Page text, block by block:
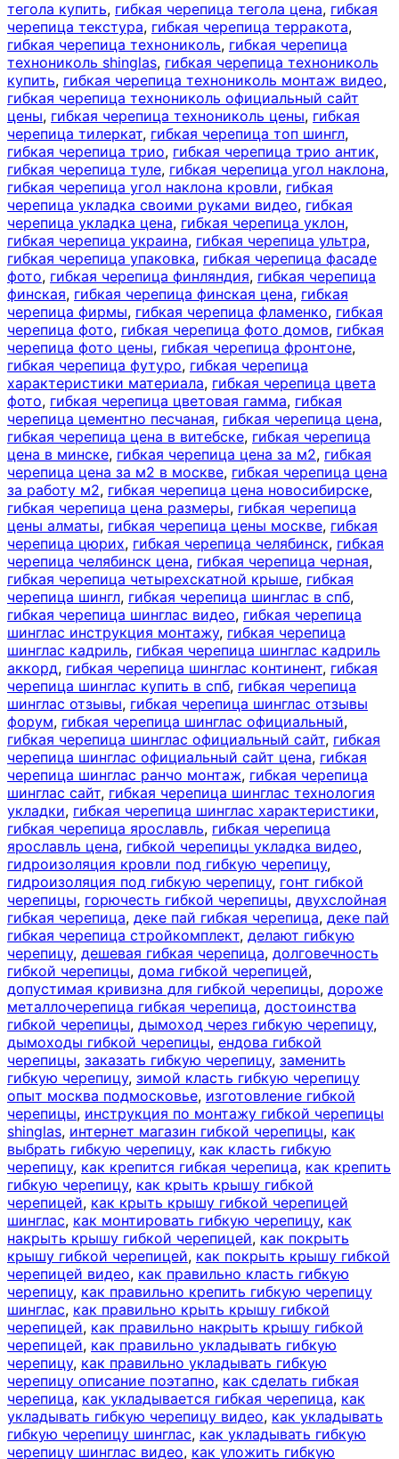
тегола купить, гибкая черепица тегола цена, гибкая
черепица текстура, гибкая черепица терракота,
гибкая черепица технониколь, гибкая черепица
технониколь shinglas, гибкая черепица технониколь
купить, гибкая черепица технониколь монтаж видео,
гибкая черепица технониколь официальный сайт
цены, гибкая черепица технониколь цены, гибкая
черепица тилеркат, гибкая черепица топ шингл,
гибкая черепица трио, гибкая черепица трио антик,
гибкая черепица туле, гибкая черепица угол наклона,
гибкая черепица угол наклона кровли, гибкая
черепица укладка своими руками видео, гибкая
черепица укладка цена, гибкая черепица уклон,
гибкая черепица украина, гибкая черепица ультра,
гибкая черепица упаковка, гибкая черепица фасаде
фото, гибкая черепица финляндия, гибкая черепица
финская, гибкая черепица финская цена, гибкая
черепица фирмы, гибкая черепица фламенко, гибкая
черепица фото, гибкая черепица фото домов, гибкая
черепица фото цены, гибкая черепица фронтоне,
гибкая черепица футуро, гибкая черепица
характеристики материала, гибкая черепица цвета
фото, гибкая черепица цветовая гамма, гибкая
черепица цементно песчаная, гибкая черепица цена,
гибкая черепица цена в витебске, гибкая черепица
цена в минске, гибкая черепица цена за м2, гибкая
черепица цена за м2 в москве, гибкая черепица цена
за работу м2, гибкая черепица цена новосибирске,
гибкая черепица цена размеры, гибкая черепица
цены алматы, гибкая черепица цены москве, гибкая
черепица цюрих, гибкая черепица челябинск, гибкая
черепица челябинск цена, гибкая черепица черная,
гибкая черепица четырехскатной крыше, гибкая
черепица шингл, гибкая черепица шинглас в спб,
гибкая черепица шинглас видео, гибкая черепица
шинглас инструкция монтажу, гибкая черепица
шинглас кадриль, гибкая черепица шинглас кадриль
аккорд, гибкая черепица шинглас континент, гибкая
черепица шинглас купить в спб, гибкая черепица
шинглас отзывы, гибкая черепица шинглас отзывы
форум, гибкая черепица шинглас официальный,
гибкая черепица шинглас официальный сайт, гибкая
черепица шинглас официальный сайт цена, гибкая
черепица шинглас ранчо монтаж, гибкая черепица
шинглас сайт, гибкая черепица шинглас технология
укладки, гибкая черепица шинглас характеристики,
гибкая черепица ярославль, гибкая черепица
ярославль цена, гибкой черепицы укладка видео,
гидроизоляция кровли под гибкую черепицу,
гидроизоляция под гибкую черепицу, гонт гибкой
черепицы, горючесть гибкой черепицы, двухслойная
гибкая черепица, деке пай гибкая черепица, деке пай
гибкая черепица стройкомплект, делают гибкую
черепицу, дешевая гибкая черепица, долговечность
гибкой черепицы, дома гибкой черепицей,
допустимая кривизна для гибкой черепицы, дороже
металлочерепица гибкая черепица, достоинства
гибкой черепицы, дымоход через гибкую черепицу,
дымоходы гибкой черепицы, ендова гибкой
черепицы, заказать гибкую черепицу, заменить
гибкую черепицу, зимой класть гибкую черепицу
опыт москва подмосковье, изготовление гибкой
черепицы, инструкция по монтажу гибкой черепицы
shinglas, интернет магазин гибкой черепицы, как
выбрать гибкую черепицу, как класть гибкую
черепицу, как крепится гибкая черепица, как крепить
гибкую черепицу, как крыть крышу гибкой
черепицей, как крыть крышу гибкой черепицей
шинглас, как монтировать гибкую черепицу, как
накрыть крышу гибкой черепицей, как покрыть
крышу гибкой черепицей, как покрыть крышу гибкой
черепицей видео, как правильно класть гибкую
черепицу, как правильно крепить гибкую черепицу
шинглас, как правильно крыть крышу гибкой
черепицей, как правильно накрыть крышу гибкой
черепицей, как правильно укладывать гибкую
черепицу, как правильно укладывать гибкую
черепицу описание поэтапно, как сделать гибкая
черепица, как укладывается гибкая черепица, как
укладывать гибкую черепицу видео, как укладывать
гибкую черепицу шинглас, как укладывать гибкую
черепицу шинглас видео, как уложить гибкую